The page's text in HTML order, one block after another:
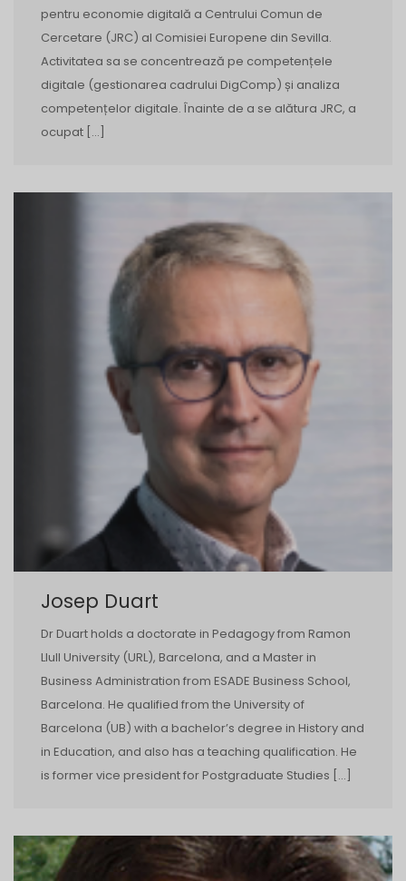
pentru economie digitală a Centrului Comun de
Cercetare (JRC) al Comisiei Europene din Sevilla.
Activitatea sa se concentrează pe competențele
digitale (gestionarea cadrului DigComp) și analiza
competențelor digitale. Înainte de a se alătura JRC, a
ocupat […]
Josep Duart
Dr Duart holds a doctorate in Pedagogy from Ramon
Llull University (URL), Barcelona, and a Master in
Business Administration from ESADE Business School,
Barcelona. He qualified from the University of
Barcelona (UB) with a bachelor’s degree in History and
in Education, and also has a teaching qualification. He
is former vice president for Postgraduate Studies […]